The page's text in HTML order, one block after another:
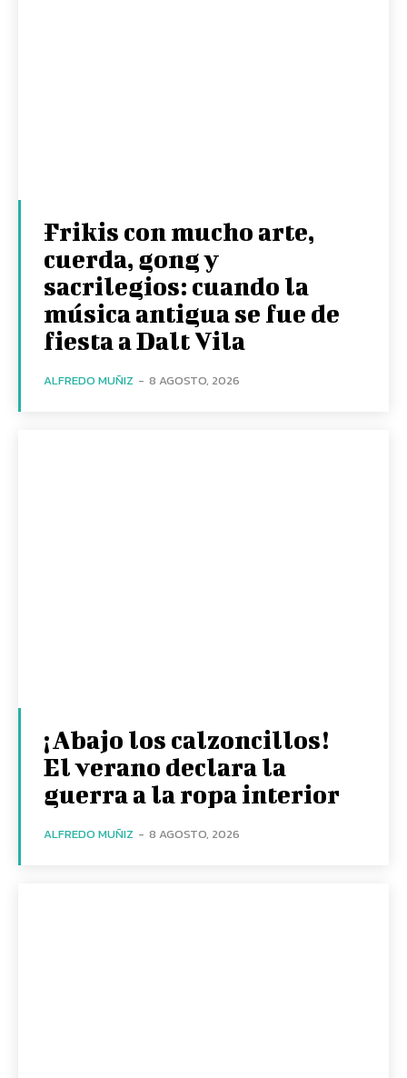
Frikis con mucho arte,
cuerda, gong y
sacrilegios: cuando la
música antigua se fue de
fiesta a Dalt Vila
ALFREDO MUÑIZ - 8 AGOSTO, 2026
¡Abajo los calzoncillos!
El verano declara la
guerra a la ropa interior
ALFREDO MUÑIZ - 8 AGOSTO, 2026